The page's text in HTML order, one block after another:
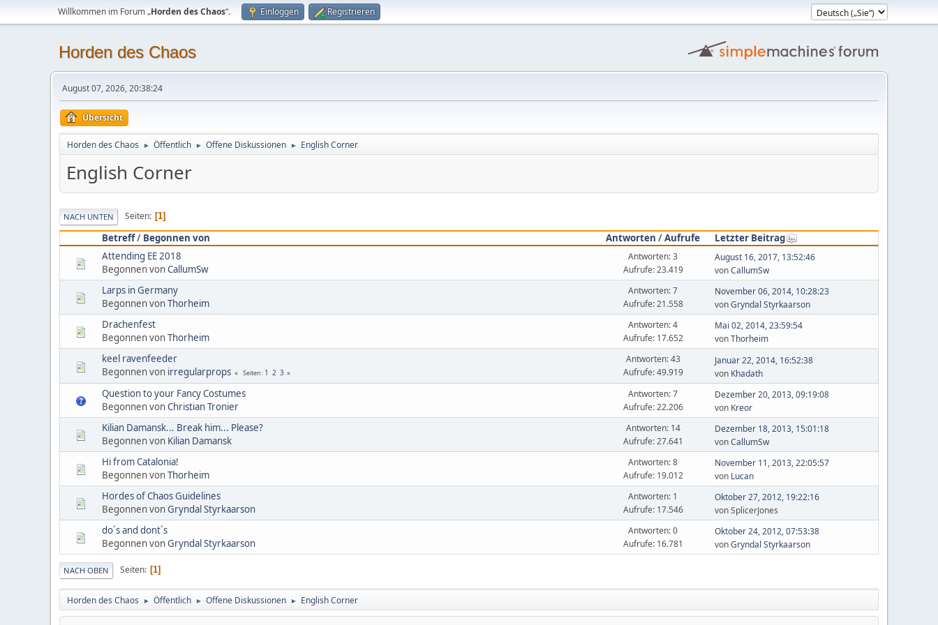
Willkommen im Forum „Horden des Chaos“. Einloggen Registrieren
Horden des Chaos
August 07, 2026, 20:38:24
Übersicht
Horden des Chaos ► Öffentlich ► Offene Diskussionen ► English Corner
English Corner
NACH UNTEN Seiten 1
Betreff/ Begonnen von Antworten /Aufrufe
Letzter Beitrag
Attending EE 2018
Begonnen vonCallumSw
Antworten: 3
Aufrufe: 23.419
August 16, 2017, 13:52:46
vonCallumSw
Larps in Germany
Begonnen vonThorheim
Antworten: 7
Aufrufe: 21.558
November 06, 2014, 10:28:23
vonGryndal Styrkaarson
Drachenfest
Begonnen vonThorheim
Antworten: 4
Aufrufe: 17.652
Mai 02, 2014, 23:59:54
vonThorheim
keel ravenfeeder
Begonnen von irregularprops Seiten 1 2 3
Antworten: 43
Aufrufe: 49.919
Januar 22, 2014, 16:52:38
von Khadath
Question to your Fancy Costumes
Begonnen vonChristian Tronier
Antworten: 7
Aufrufe: 22.206
Dezember 20, 2013, 09:19:08
von Kreor
Kilian Damansk... Break him... Please?
Begonnen von Kilian Damansk
Antworten: 14
Aufrufe: 27.641
Dezember 18, 2013, 15:01:18
vonCallumSw
Hi from Catalonia!
Begonnen vonThorheim
Antworten: 8
Aufrufe: 19.012
November 11, 2013, 22:05:57
von Lucan
Hordes of Chaos Guidelines
Begonnen vonGryndal Styrkaarson
Antworten: 1
Aufrufe: 17.546
Oktober 27, 2012, 19:22:16
von SplicerJones
do´s and dont´s
Begonnen vonGryndal Styrkaarson
Antworten: 0
Aufrufe: 16.781
Oktober 24, 2012, 07:53:38
vonGryndal Styrkaarson
NACH OBEN Seiten 1
Horden des Chaos ► Öffentlich ► Offene Diskussionen ► English Corner